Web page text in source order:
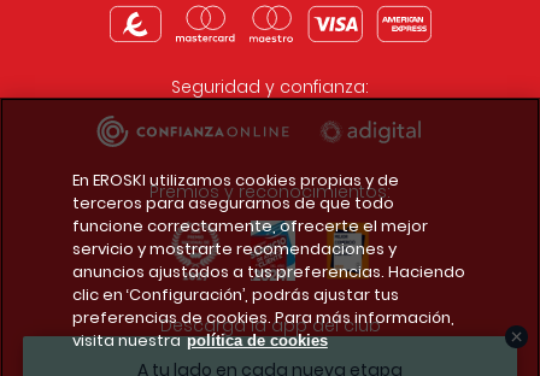
A tu lado en cada nueva etapa
Seguridad y confianza:
Premios y reconocimientos:
Descarga la app del club
En EROSKI utilizamos cookies propias y de
terceros para asegurarnos de que todo
funcione correctamente, ofrecerte el mejor
servicio y mostrarte recomendaciones y
anuncios ajustados a tus preferencias. Haciendo
clic en ‘Configuración’, podrás ajustar tus
preferencias de cookies. Para más información,
visita nuestra política de cookies